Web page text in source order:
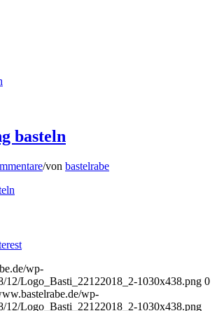
basteln
/von bastelrabe
wp-
12/Logo_Basti_22122018_2-1030x438.png 0
wp-
12/Logo_Basti_22122018_2-1030x438.png